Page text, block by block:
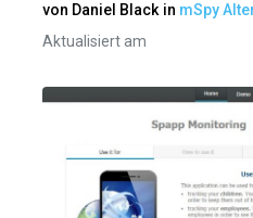
von Daniel Black in mSpy
Aktualisiert am